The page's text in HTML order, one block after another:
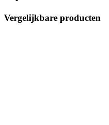
Vergelijkbare producten